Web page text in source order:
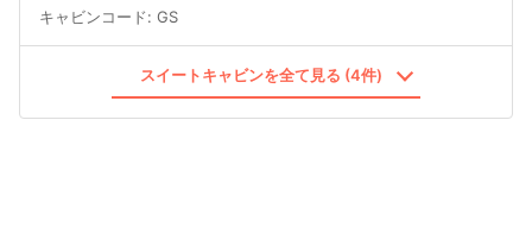
キャビンコード: GS
スイートキャビンを全て見る (4件)